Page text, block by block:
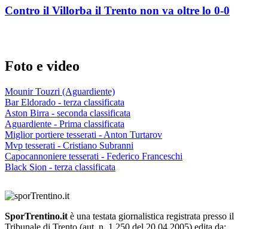
Contro il Villorba il Trento non va oltre lo 0-0
Foto e video
Mounir Touzri (Aguardiente)
Bar Eldorado - terza classificata
Aston Birra - seconda classificata
Aguardiente - Prima classificata
Miglior portiere tesserati - Anton Turtarov
Mvp tesserati - Cristiano Subranni
Capocannoniere tesserati - Federico Franceschi
Black Sion - terza classificata
SporTrentino.it è una testata giornalistica registrata presso il